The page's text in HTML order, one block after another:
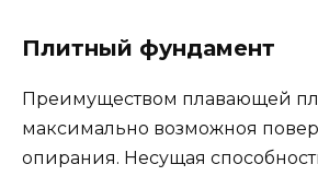
Плитный фундамент
Преимуществом плавающей
максимально возможноя
опирания. Несущая